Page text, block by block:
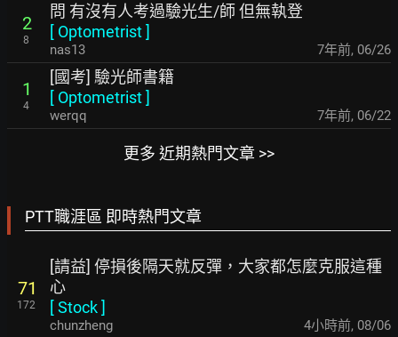
2
8
問 有沒有人考過驗光生/師 但無執登
[ Optometrist]
nas13 7年前, 06/26
1
4
[國考] 驗光師書籍
[ Optometrist]
werqq 7年前, 06/22
更多 近期熱門文章 >>
PTT職涯區 即時熱門文章
71
172
[請益] 停損後隔天就反彈，大家都怎麼克服這種
心
[Stock]
chunzheng 4小時前, 08/06